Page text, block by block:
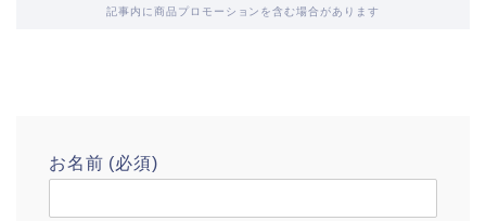
記事内に商品プロモーションを含む場合があります
お名前 (必須)